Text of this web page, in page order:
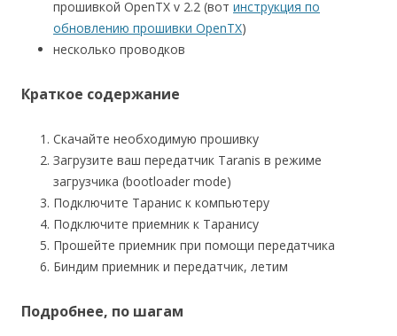
прошивкой OpenTX v 2.2 (вот инструкция по
обновлению прошивки OpenTX)
несколько проводков
Краткое содержание
Скачайте необходимую прошивку
Загрузите ваш передатчик Taranis в режиме
загрузчика (bootloader mode)
Подключите Таранис к компьютеру
Подключите приемник к Таранису
Прошейте приемник при помощи передатчика
Биндим приемник и передатчик, летим
Подробнее, по шагам